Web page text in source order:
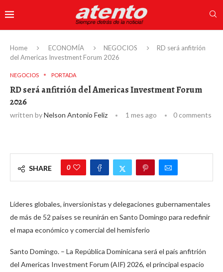
Home ECONOMÍA NEGOCIOS
RD será anfitrión
del Americas Investment Forum 2026
NEGOCIOS PORTADA
RD será anfitrión del Americas Investment Forum
2026
written byNelson Antonio Feliz 1 mes ago 0 comments
SHARE 0
Líderes globales, inversionistas y delegaciones gubernamentales
de más de 52 países se reunirán en Santo Domingo para redefinir
el mapa económico y comercial del hemisferio
Santo Domingo. – La República Dominicana será el país anfitrión
del Americas Investment Forum (AIF) 2026, el principal espacio